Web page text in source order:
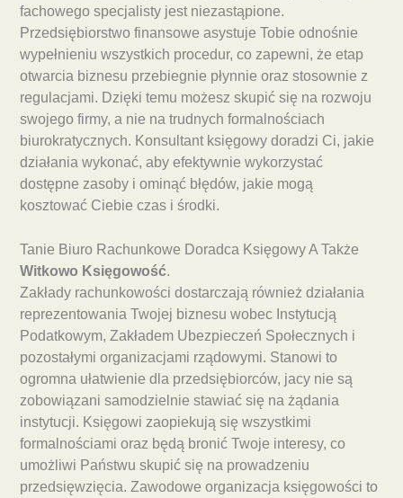
fachowego specjalisty jest niezastąpione.
Przedsiębiorstwo finansowe asystuje Tobie odnośnie
wypełnieniu wszystkich procedur, co zapewni, że etap
otwarcia biznesu przebiegnie płynnie oraz stosownie z
regulacjami. Dzięki temu możesz skupić się na rozwoju
swojego firmy, a nie na trudnych formalnościach
biurokratycznych. Konsultant księgowy doradzi Ci, jakie
działania wykonać, aby efektywnie wykorzystać
dostępne zasoby i ominąć błędów, jakie mogą
kosztować Ciebie czas i środki.
Tanie Biuro Rachunkowe Doradca Księgowy A Także
Witkowo Księgowość.
Zakłady rachunkowości dostarczają również działania
reprezentowania Twojej biznesu wobec Instytucją
Podatkowym, Zakładem Ubezpieczeń Społecznych i
pozostałymi organizacjami rządowymi. Stanowi to
ogromna ułatwienie dla przedsiębiorców, jacy nie są
zobowiązani samodzielnie stawiać się na żądania
instytucji. Księgowi zaopiekują się wszystkimi
formalnościami oraz będą bronić Twoje interesy, co
umożliwi Państwu skupić się na prowadzeniu
przedsięwzięcia. Zawodowe organizacja księgowości to